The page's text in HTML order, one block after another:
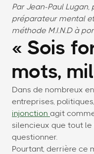
Par Jean-Paul Lugan,
préparateur mental
méthode M.I.N.D à
« Sois
mots,
Dans de nombreux
entreprises,
injonction agit
silencieux que tout
questionner.
Pourtant, derrière ce